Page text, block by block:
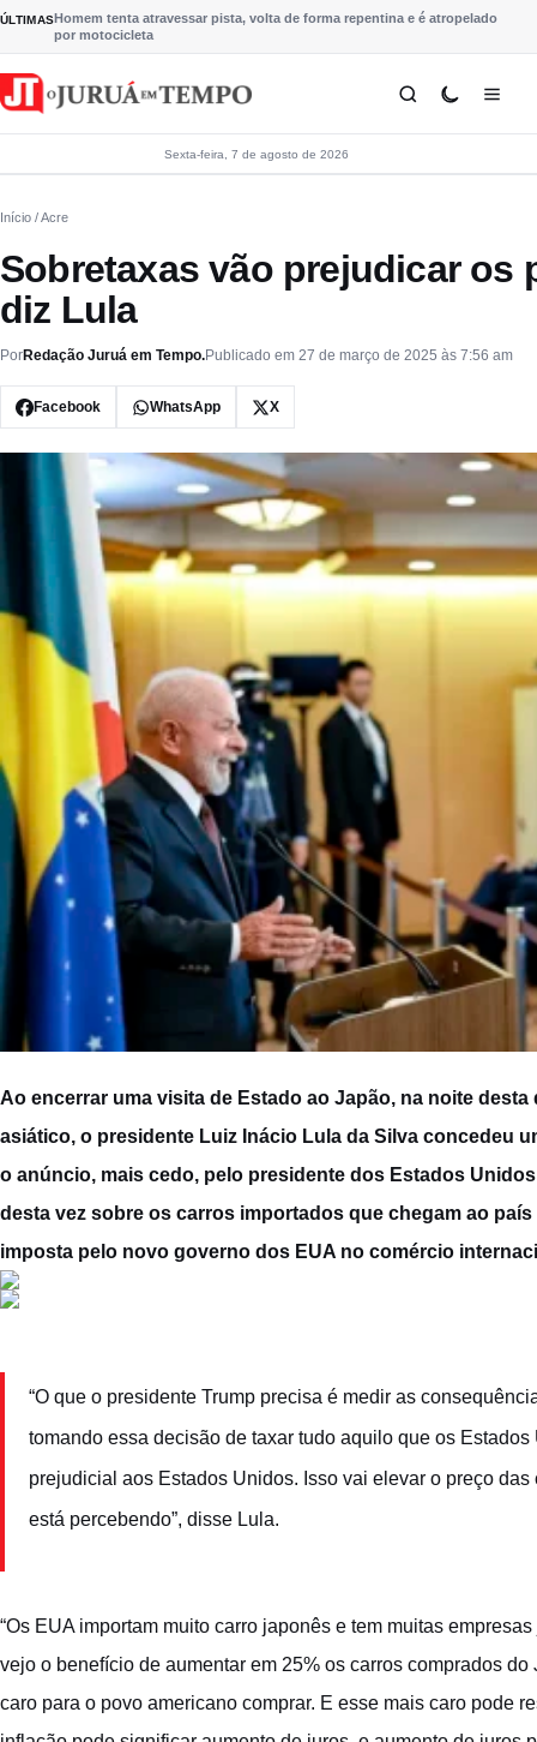
Pular para o conteúdo
ÚLTIMASHomem tenta atravessar pista, volta de forma repentina e é atropelado
por motocicleta
Sexta-feira, 7 de agosto de 2026
Início / Acre
Sobretaxas vão prejudicar os
diz Lula
PorRedação Juruá em Tempo.Publicado em 27 de março de 2025 às 7:56 am
Facebook WhatsApp X
Ao encerrar uma visita de Estado ao Japão, na noite
asiático, o presidente Luiz Inácio Lula da Silva concedeu
o anúncio, mais cedo, pelo presidente dos Estados
desta vez sobre os carros importados que chegam ao
imposta pelo novo governo dos EUA no comércio
“O que o presidente Trump precisa é medir as
tomando essa decisão de taxar tudo aquilo que os
prejudicial aos Estados Unidos. Isso vai elevar o preço
está percebendo”, disse Lula.
“Os EUA importam muito carro japonês e tem muitas
vejo o benefício de aumentar em 25% os carros comprados
caro para o povo americano comprar. E esse mais caro pode